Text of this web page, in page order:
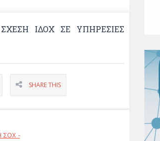
ΙΔΟΧ ΣΕ ΥΠΗΡΕΣΙΕΣ
SHARE THIS
ΣΟΧ -